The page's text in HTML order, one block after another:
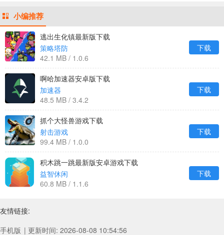
小编推荐
逃出生化镇最新版下载
策略塔防
42.1 MB / 1.0.6
下载
啊哈加速器安卓版下载
加速器
48.5 MB / 3.4.2
下载
抓个大怪兽游戏下载
射击游戏
99.4 MB / 1.0.0
下载
积木跳一跳最新版安卓游戏下载
益智休闲
60.8 MB / 1.1.6
下载
友情链接:
手机版 | 更新时间: 2026-08-08 10:54:56